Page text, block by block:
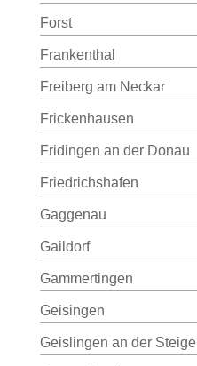
Forst
Frankenthal
Freiberg am Neckar
Frickenhausen
Fridingen an der Donau
Friedrichshafen
Gaggenau
Gaildorf
Gammertingen
Geisingen
Geislingen an der Steige